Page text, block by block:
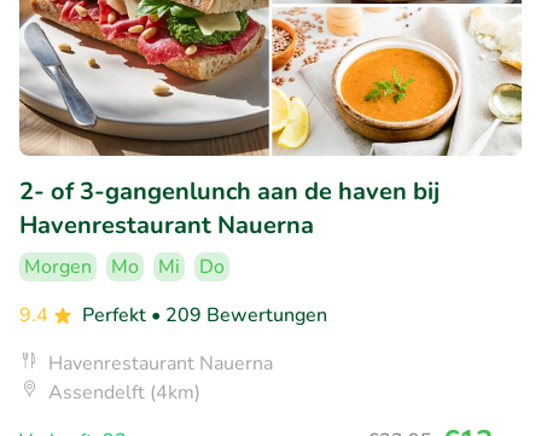
2- of 3-gangenlunch aan de haven bij
Havenrestaurant Nauerna
Morgen Mo Mi
Do
9.4
Perfekt • 209 Bewertungen
Havenrestaurant Nauerna
Assendelft (4km)